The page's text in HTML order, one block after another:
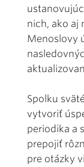
nich, ako aj
Menoslovy
Spolku
vytvoriť
periodika a
prepojiť
pre otázky